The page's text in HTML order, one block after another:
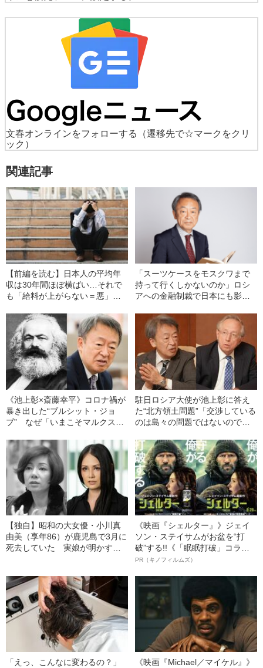
文春オンラインをフォローする
（遷移先で☆マークをクリ
ック）
関連記事
【前編を読む】日本人の平均年
収は30年間ほぼ横ばい…それで
も「給料が上がらない＝悪」と
「スーツケースをモスクワまで
持って行くしかないのか」ロシ
アへの金融制裁で日本にも影響
い“SWIFT”解説
《池上彰×斎藤幸平》コロナ禍が
暴き出した“ブルシット・ジョ
ブ” なぜ「いまこそマルクス」
駐日ロシア大使が池上彰に答え
た“北方領土問題”「交渉している
のは島々の問題ではないので
【独自】昭和の大女優・小川真
由美（享年86）が鹿児島で3月に
死去していた 実娘が明かす
《映画『シェルター』》ジェイ
ソン・ステイサムがお盆を“打
破”する!!《「眠眠打破」コラ
ボ》
PR（キノフィルムズ）
「えっ、こんなに変わるの？」
《映画『Michael／マイケル』》